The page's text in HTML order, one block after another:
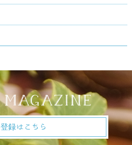
登録はこちら